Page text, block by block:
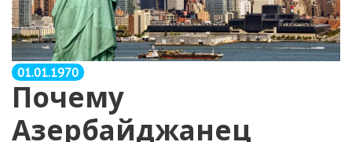
01.01.1970
Почему
Азербайджанец